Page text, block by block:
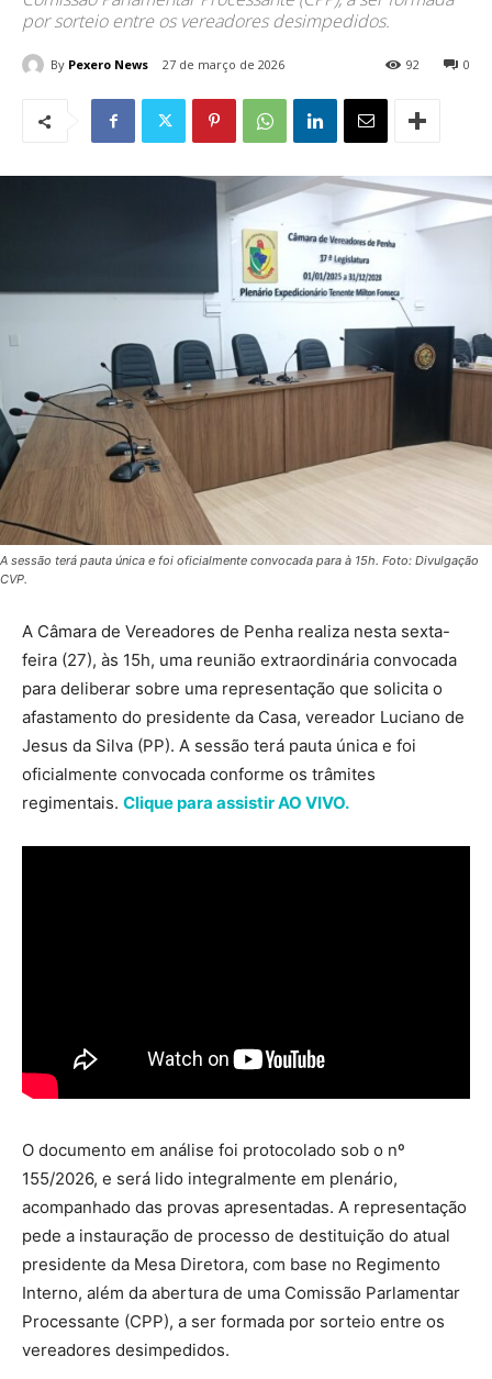
por sorteio entre os vereadores desimpedidos.
By Pexero News 27 de março de 2026 0
92
A sessão terá pauta única e foi oficialmente convocada para à 15h. Foto: Divulgação
CVP.
A Câmara de Vereadores de Penha realiza nesta sexta-
feira (27), às 15h, uma reunião extraordinária convocada
para deliberar sobre uma representação que solicita o
afastamento do presidente da Casa, vereador Luciano de
Jesus da Silva (PP). A sessão terá pauta única e foi
oficialmente convocada conforme os trâmites
regimentais. Clique para assistir AO VIVO.
O documento em análise foi protocolado sob o nº
155/2026, e será lido integralmente em plenário,
acompanhado das provas apresentadas. A representação
pede a instauração de processo de destituição do atual
presidente da Mesa Diretora, com base no Regimento
Interno, além da abertura de uma Comissão Parlamentar
Processante (CPP), a ser formada por sorteio entre os
vereadores desimpedidos.